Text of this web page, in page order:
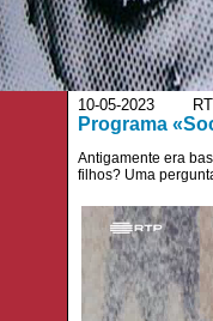
10-05-2023
Programa
Antigamente era
filhos? Uma